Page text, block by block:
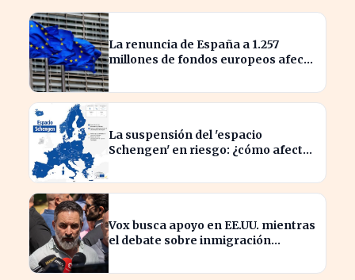
La renuncia de España a 1.257
millones de fondos europeos afecta
La suspensión del 'espacio
Schengen' en riesgo: ¿cómo afecta
Vox busca apoyo en EE.UU. mientras
el debate sobre inmigración